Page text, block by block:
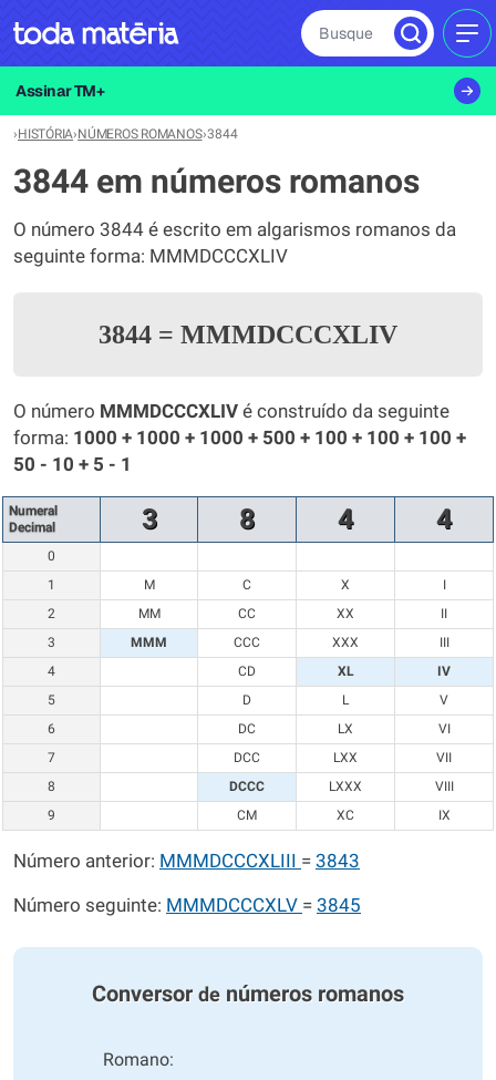
Busque
Assinar TM+
›HISTÓRIA›NÚMEROS ROMANOS›3844
3844 em números romanos
O número 3844 é escrito em algarismos romanos da
seguinte forma: MMMDCCCXLIV
3844 = MMMDCCCXLIV
O número MMMDCCCXLIV é construído da seguinte
forma: 1000 + 1000 + 1000 + 500 + 100 + 100 + 100 +
50 - 10 + 5 - 1
Numeral
Decimal
3 8 4 4
0
1
M C X
I
2
MM CC XX
II
3
MMM CCC XXX
III
4
CD XL
IV
5
D L
V
6
DC LX
VI
7
DCC LXX
VII
8
DCCC LXXX
VIII
9
CM XC IX
Número anterior: MMMDCCCXLIII = 3843
Número seguinte: MMMDCCCXLV = 3845
Conversor de números romanos
Romano: